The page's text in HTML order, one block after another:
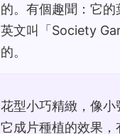
的。有個趣聞：它
英文叫「Society
的。
花型小巧精緻，像
它成片種植的效果